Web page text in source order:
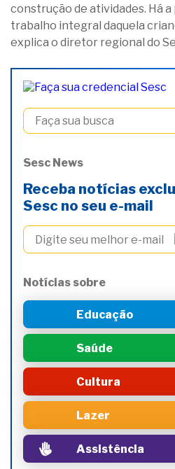
construção de atividades. Há
trabalho integral daquela
explica o diretor regional do
Sesc News
Receba notícias
Sesc no seu e-mail
Notícias sobre
Educação
Saúde
Cultura
Lazer
Assistência